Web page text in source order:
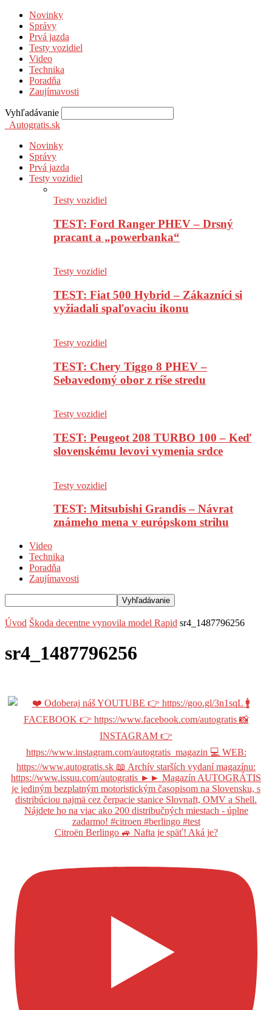
Novinky
Správy
Prvá jazda
Testy vozidiel
Video
Technika
Poradňa
Zaujímavosti
Vyhľadávanie
Autogratis.sk
Novinky
Správy
Prvá jazda
Testy vozidiel
Testy vozidiel
TEST: Ford Ranger PHEV – Drsný
pracant a „powerbanka“
Testy vozidiel
TEST: Fiat 500 Hybrid – Zákazníci si
vyžiadali spaľovaciu ikonu
Testy vozidiel
TEST: Chery Tiggo 8 PHEV –
Sebavedomý obor z ríše stredu
Testy vozidiel
TEST: Peugeot 208 TURBO 100 – Keď
slovenskému levovi vymenia srdce
Testy vozidiel
TEST: Mitsubishi Grandis – Návrat
známeho mena v európskom strihu
Video
Technika
Poradňa
Zaujímavosti
Úvod Škoda decentne vynovila model Rapid sr4_1487796256
sr4_1487796256
Citroën Berlingo 🚙 Nafta je späť! Aká je?